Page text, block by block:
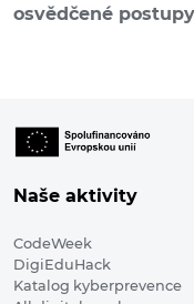
osvědčené
Naše aktivity
CodeWeek
DigiEduHack
Katalog kyberprevence